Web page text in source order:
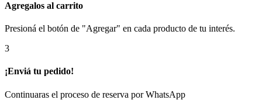
Agregalos al carrito
Presioná el botón de "Agregar" en cada producto de tu interés.
3
¡Enviá tu pedido!
Continuaras el proceso de reserva por WhatsApp